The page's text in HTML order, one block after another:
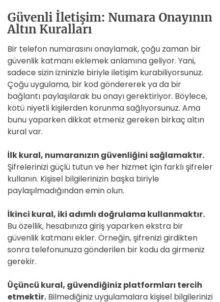
Güvenli İletişim: Numara Onayının
Altın Kuralları
Bir telefon numarasını onaylamak, çoğu zaman bir
güvenlik katmanı eklemek anlamına geliyor. Yani,
sadece sizin izninizle biriyle iletişim kurabiliyorsunuz.
Çoğu uygulama, bir kod göndererek ya da bir
bağlantı paylaşılarak bu onayı gerektiriyor. Böylece,
kötü niyetli kişilerden korunma sağlıyorsunuz. Ama
bunu yaparken dikkat etmeniz gereken birkaç altın
kural var.
İlk kural, numaranızın güvenliğini sağlamaktır.
Şifrelerinizi güçlü tutun ve her hizmet için farklı şifreler
kullanın. Kişisel bilgilerinizin başka biriyle
paylaşılmadığından emin olun.
İkinci kural, iki adımlı doğrulama kullanmaktır.
Bu özellik, hesabınıza giriş yaparken ekstra bir
güvenlik katmanı ekler. Örneğin, şifrenizi girdikten
sonra telefonunuza gönderilen bir kodu da girmeniz
gerekir.
Üçüncü kural, güvendiğiniz platformları tercih
etmektir. Bilmediğiniz uygulamalara kişisel bilgilerinizi